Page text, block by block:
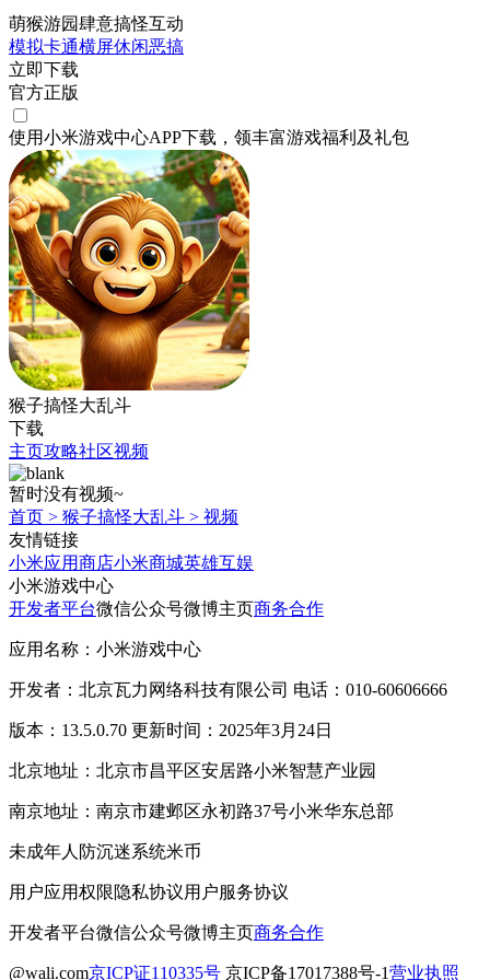
萌猴游园肆意搞怪互动
模拟卡通横屏休闲恶搞
立即下载
官方正版
使用小米游戏中心APP下载 ，领丰富游戏福利 及礼包
猴子搞怪大乱斗
下载
主页攻略社区视频
暂时没有视频~
首页 > 猴子搞怪大乱斗 > 视频
友情链接
小米应用商店小米商城英雄互娱
小米游戏中心
开发者平台微信公众号微博主页商务合作
应用名称：小米游戏中心
开发者：北京瓦力网络科技有限公司 电话：010-60606666
版本：13.5.0.70 更新时间：2025年3月24日
北京地址：北京市昌平区安居路小米智慧产业园
南京地址：南京市建邺区永初路37号小米华东总部
未成年人防沉迷系统米币
用户应用权限隐私协议用户服务协议
开发者平台微信公众号微博主页商务合作
@wali.com京ICP证110335号 京ICP备17017388号-1营业执照